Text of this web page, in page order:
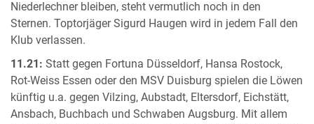
Niederlechner bleiben, steht vermutlich noch in den
Sternen. Toptorjäger Sigurd Haugen wird in jedem Fall den
Klub verlassen.
11.21: Statt gegen Fortuna Düsseldorf, Hansa Rostock,
Rot-Weiss Essen oder den MSV Duisburg spielen die Löwen
künftig u.a. gegen Vilzing, Aubstadt, Eltersdorf, Eichstätt,
Ansbach, Buchbach und Schwaben Augsburg. Mit allem